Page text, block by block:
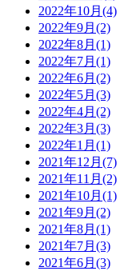
2022年10月(4)
2022年9月(2)
2022年8月(1)
2022年7月(1)
2022年6月(2)
2022年5月(3)
2022年4月(2)
2022年3月(3)
2022年1月(1)
2021年12月(7)
2021年11月(2)
2021年10月(1)
2021年9月(2)
2021年8月(1)
2021年7月(3)
2021年6月(3)